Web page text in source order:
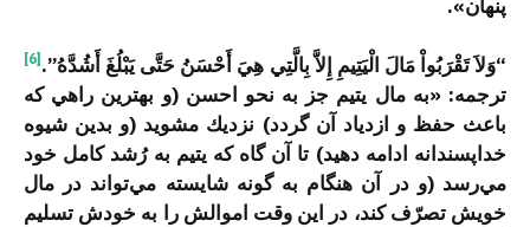
پنهان».
“وَلاَ تَقْرَبُواْ مَالَ الْيَتِيمِ إِلاَّ بِالَّتِي هِيَ أَحْسَنُ حَتَّى يَبْلُغَ أَشُدَّهُ”. [6]
ترجمه: «‏به مال يتيم جز به نحو احسن (و بهترين راهي كه
باعث حفظ و ازدياد آن گردد) نزديك مشويد (و بدين شيوه
خداپسندانه ادامه دهيد) تا آن گاه كه يتيم به رُشد كامل خود
مي‌رسد (و در آن هنگام به گونه شايسته مي‌تواند در مال
خويش تصرّف كند، در اين وقت اموالش را به خودش تسليم